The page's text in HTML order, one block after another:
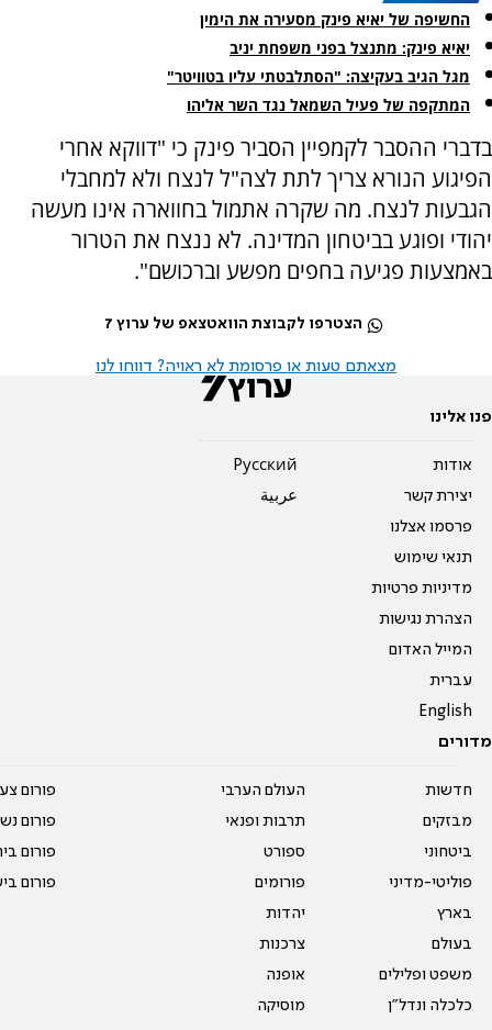
החשיפה של יאיא פינק מסעירה את הימין
יאיא פינק: מתנצל בפני משפחת יניב
מגל הגיב בעקיצה: "הסתלבטתי עליו בטוויטר"
המתקפה של פעיל השמאל נגד השר אליהו
בדברי ההסבר לקמפיין הסביר פינק כי "דווקא אחרי
הפיגוע הנורא צריך לתת לצה"ל לנצח ולא למחבלי
הגבעות לנצח. מה שקרה אתמול בחווארה אינו מעשה
יהודי ופוגע בביטחון המדינה. לא ננצח את הטרור
באמצעות פגיעה בחפים מפשע וברכושם".
הצטרפו לקבוצת הוואטצאפ של ערוץ 7
מצאתם טעות או פרסומת לא ראויה? דווחו לנו
פנו אלינו
אודות
יצירת קשר
פרסמו אצלנו
תנאי שימוש
מדיניות פרטיות
הצהרת נגישות
המייל האדום
עברית
English
Pусский
عربية
מדורים
חדשות
מבזקים
ביטחוני
פוליטי-מדיני
בארץ
בעולם
משפט ופלילים
כלכלה ונדל"ן
העולם הערבי
תרבות ופנאי
ספורט
פורומים
יהדות
צרכנות
אופנה
מוסיקה
פורום
פורום
פורום
פורום